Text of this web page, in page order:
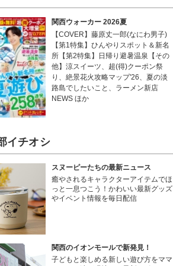
関西ウォーカー 2026夏
【COVER】藤原丈一郎(なにわ男子)
【第1特集】ひんやりスポット＆新名
所【第2特集】日帰り避暑温泉【その
他】涼スイーツ、超(得)クーポン祭
り、絶景花火攻略マップ'26、夏の淡
路島でしたいこと、ラーメン新店
NEWS ほか
イチオシ
スヌーピーたちの最新ニュース
癒やされるキャラクターアイテムでほ
っと一息つこう！かわいい最新グッズ
やイベント情報を毎日配信
関西のイオンモールで新発見！
子どもと楽しめる新しい遊び方をママ